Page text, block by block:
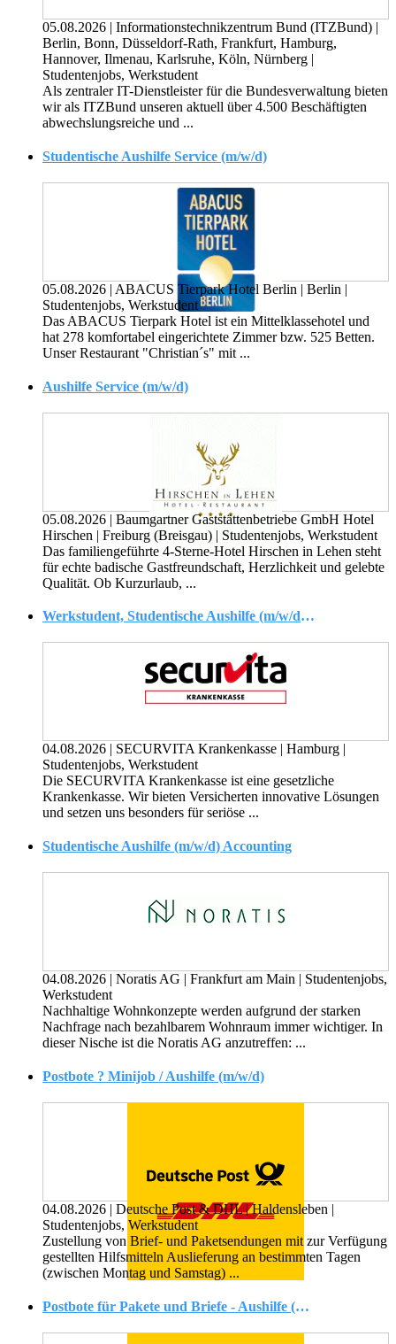
05.08.2026 | Informationstechnikzentrum Bund (ITZBund) |
Berlin, Bonn, Düsseldorf-Rath, Frankfurt, Hamburg,
Hannover, Ilmenau, Karlsruhe, Köln, Nürnberg |
Studentenjobs, Werkstudent
Als zentraler IT-Dienstleister für die Bundes­verwaltung bieten
wir als ITZBund unseren aktuell über 4.500 Beschäftigten
abwechslungs­reiche und ...
Studentische Aushilfe Service (m/w/d)
05.08.2026 | ABACUS Tierpark Hotel Berlin | Berlin |
Studentenjobs, Werkstudent
Das ABACUS Tierpark Hotel ist ein Mittelklassehotel und
hat 278 komfortabel eingerichtete Zimmer bzw. 525 Betten.
Unser Restaurant "Christian´s" mit ...
Aushilfe Service (m/w/d)
05.08.2026 | Baumgartner Gaststättenbetriebe GmbH Hotel
Hirschen | Freiburg (Breisgau) | Studentenjobs, Werkstudent
Das familiengeführte 4-Sterne-Hotel Hirschen in Lehen steht
für echte badische Gastfreundschaft, Herzlichkeit und gelebte
Qualität. Ob Kurzurlaub, ...
Werkstudent, Studentische Aushilfe (m/w/d) Versichertenverwaltung
04.08.2026 | SECURVITA Krankenkasse | Hamburg |
Studentenjobs, Werkstudent
Die SECURVITA Krankenkasse ist eine gesetzliche
Krankenkasse. Wir bieten Versicherten innovative Lösungen
und setzen uns besonders für seriöse ...
Studentische Aushilfe (m/w/d) Accounting
04.08.2026 | Noratis AG | Frankfurt am Main | Studentenjobs,
Werkstudent
Nachhaltige Wohnkonzepte werden aufgrund der starken
Nachfrage nach bezahlbarem Wohnraum immer wichtiger. In
dieser Nische ist die Noratis AG anzutreffen: ...
Postbote ? Minijob / Aushilfe (m/w/d)
04.08.2026 | Deutsche Post & DHL| Haldensleben |
Studentenjobs, Werkstudent
Zustellung von Brief- und Paketsendungen mit zur Verfügung
gestellten Hilfsmitteln Auslieferung an bestimmten Tagen
(zwischen Montag und Samstag) ...
Postbote für Pakete und Briefe - Aushilfe (m/w/d) kein Minijob!